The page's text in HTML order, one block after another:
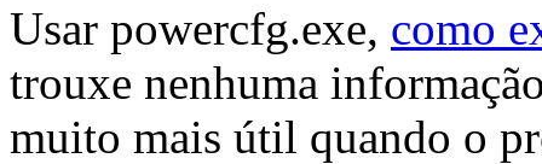
Usar powercfg.exe, como
trouxe nenhuma
muito mais útil quando o